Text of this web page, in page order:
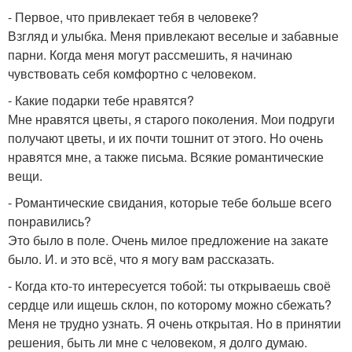
- Первое, что привлекает тебя в человеке?
Взгляд и улыбка. Меня привлекают веселые и забавные
парни. Когда меня могут рассмешить, я начинаю
чувствовать себя комфортно с человеком.
- Какие подарки тебе нравятся?
Мне нравятся цветы, я старого поколения. Мои подруги
получают цветы, и их почти тошнит от этого. Но очень
нравятся мне, а также письма. Всякие романтические
вещи.
- Романтические свидания, которые тебе больше всего
понравились?
Это было в поле. Очень милое предложение на закате
было. И. и это всё, что я могу вам рассказать.
- Когда кто-то интересуется тобой: ты открываешь своё
сердце или ищешь склон, по которому можно сбежать?
Меня не трудно узнать. Я очень открытая. Но в принятии
решения, быть ли мне с человеком, я долго думаю.